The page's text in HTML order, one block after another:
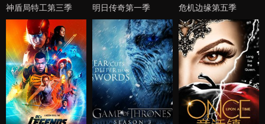
神盾局特工第三季 明日传奇第一季 危机边缘第五季